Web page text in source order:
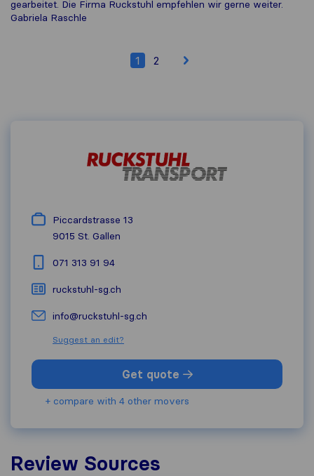
gearbeitet. Die Firma Ruckstuhl empfehlen wir gerne weiter.
Gabriela Raschle
1 2
Piccardstrasse 13
9015 St. Gallen
071 313 91 94
ruckstuhl-sg.ch
info@ruckstuhl-sg.ch
Suggest an edit?
Get quote
+ compare with 4 other movers
Review Sources